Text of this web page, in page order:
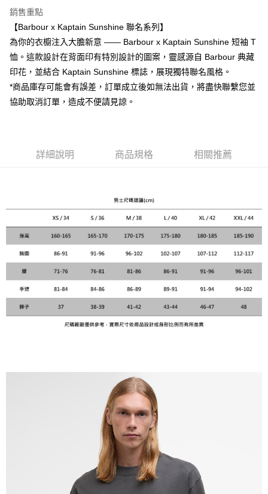
匯豐（台灣）商業銀行
聯邦商業銀行
遠東國際商業銀行
元大商業銀行
星展（台灣）商業銀行
台新國際商業銀行
中國信託商業銀行
台灣樂天信用卡公司
悠遊付
Google Pay
全盈+PAY
AFTEE先享後付
相關說明
２．便利：只要手機號碼，簡訊認證，即可結帳。
１．於結帳方式選擇「AFTEE先享後付」後，將跳轉至「AFTEE先享後付」
結帳頁面，進行簡訊認證並確認金額後，即可完成結帳。
２．訂單成立數日內，您將收到繳費通知簡訊。
３．收到繳費通知簡訊後14天內，點擊此簡訊中的連結，可透過四大超商／
※ 請注意：結帳手續完成當下不需立刻繳費，但若您需要取消訂單，請聯絡
購買商品的店家。未經商家同意取消之訂單仍視為有效，需透過AFTEE先享
後付繳納相關費用。
※ 交易是否成功請以「AFTEE先享後付 」之結帳頁面顯示為準，若有關於
是否繳費成功／繳費後需取消欲退款等相關疑問，請聯繫「AFTEE先享後付
客戶支援中心」 https://netprotections.freshdesk.com/support/home
２．關於個人資料處理事宜，請瀏覽以下網址：
３．未成年的使用者請事先徵得法定代理人或監護人之同意方可使用
「AFTEE先享後付」，若未經同意申辦者引起之損失，本公司不負相關責
４．使用「AFTEE先享後付」時，將依據個別帳號之用戶狀況，依本公司即
時審查核予不同之上限額度；若仍有額度不足之情形，本公司將視審查結果
５．嚴禁一人註冊多個帳號或使用他人資訊註冊。若發現惡意使用之情形，
恩沛科技股份有限公司將有權停止該用戶之使用額度並採取法律行動。
運送方式
銷售重點
【Barbour x Kaptain Sunshine 聯名系列】
為你的衣櫥注入大膽新意 —— Barbour x Kaptain Sunshine 短袖 T
恤。這款設計在背面印有特別設計的圖案，靈感源自 Barbour 典藏
印花，並結合 Kaptain Sunshine 標誌，展現獨特聯名風格。
*商品庫存可能會有誤差，訂單成立後如無法出貨，將盡快聯繫您並
協助取消訂單，造成不便請見諒。
詳細說明 商品規格 相關推薦